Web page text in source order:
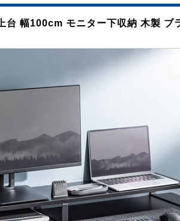
台 幅100cm モニター下収納 木製 ブ